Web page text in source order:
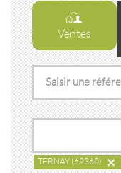
Ventes
×
TERNAY (69360)